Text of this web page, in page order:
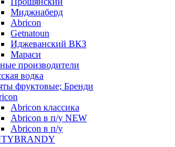
Миджнаберд
Abricon
Getnatoun
Иджеванский ВКЗ
Мараси
производители
водка
фруктовые; Бренди
Abricon классика
Abricon в п/у NEW
Abricon в п/у